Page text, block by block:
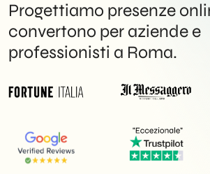
Lavora con noi
IT
contatti
Progettiamo presenze
convertono per aziende e
professionisti a Roma.